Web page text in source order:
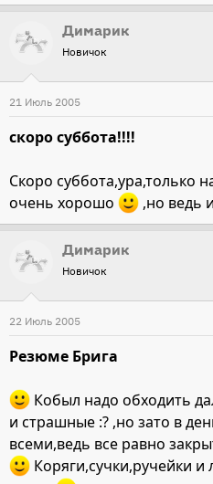
Димарик
Новичок
21 Июль 2005
скоро суббота!!!!
Скоро суббота,ура,только
очень хорошо
,но ведь
Димарик
Новичок
22 Июль 2005
Резюме Брига
Кобыл надо обходить
и страшные :? ,но зато в
всеми,ведь все равно
Коряги,сучки,ручейки